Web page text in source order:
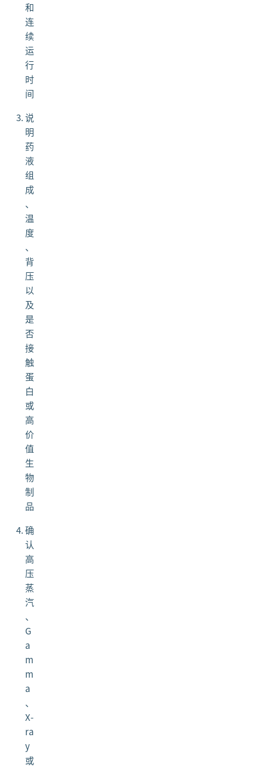
和
连
续
运
行
时
间
说
明
药
液
组
成
、
温
度
、
背
压
以
及
是
否
接
触
蛋
白
或
高
价
值
生
物
制
品
确
认
高
压
蒸
汽
、
G
a
m
m
a
、
X-
ra
y
或